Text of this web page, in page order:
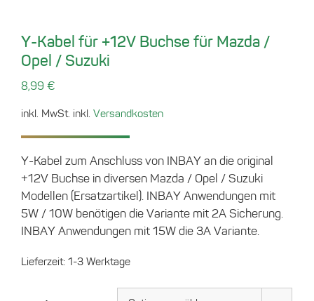
Y-Kabel für +12V Buchse für Mazda /
Opel / Suzuki
8,99 €
inkl. MwSt. inkl. Versandkosten
Y-Kabel zum Anschluss von INBAY an die original
+12V Buchse in diversen Mazda / Opel / Suzuki
Modellen (Ersatzartikel). INBAY Anwendungen mit
5W / 10W benötigen die Variante mit 2A Sicherung.
INBAY Anwendungen mit 15W die 3A Variante.
Lieferzeit: 1-3 Werktage